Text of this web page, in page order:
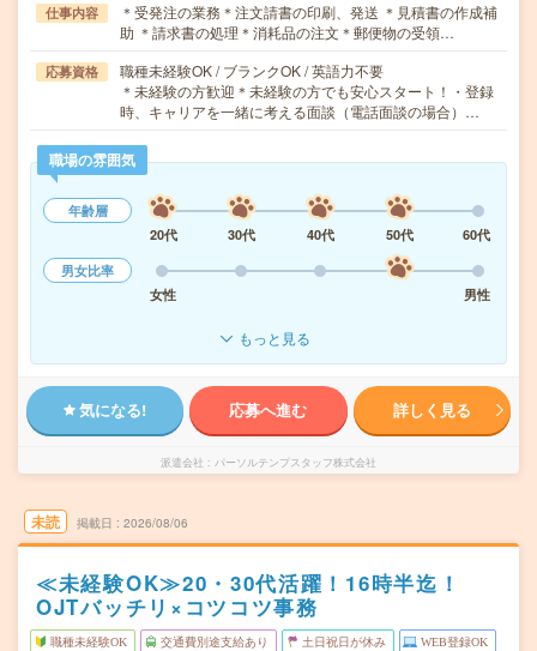
仕事内容
＊受発注の業務＊注文請書の印刷、発送 ＊見積書の作成補
助 ＊請求書の処理＊消耗品の注文＊郵便物の受領…
応募資格
職種未経験OK / ブランクOK / 英語力不要
＊未経験の方歓迎＊未経験の方でも安心スタート！・登録
時、キャリアを一緒に考える面談（電話面談の場合）…
職場の雰囲気
年齢層
20代
30代 40代 50代
60代
男女比率
女性
男性
もっと見る
気になる! 応募へ進む 詳しく見る
派遣会社 パーソルテンプスタッフ株式会社
未読 掲載日 2026/08/06
≪未経験OK≫20・30代活躍！16時半迄！
OJTバッチリ×コツコツ事務
職種未経験OK 交通費別途支給あり 土日祝日が休み WEB登録OK